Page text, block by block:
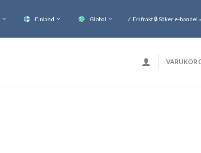
Finland Global ✓ Fri frakt 🔒 Säker e-